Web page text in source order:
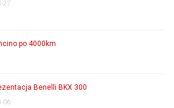
27
po 4000km
Benelli BKX 300
06